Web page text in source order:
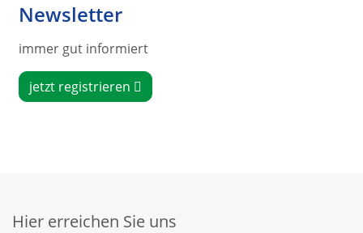
Newsletter
immer gut informiert
jetzt registrieren
Hier erreichen Sie uns